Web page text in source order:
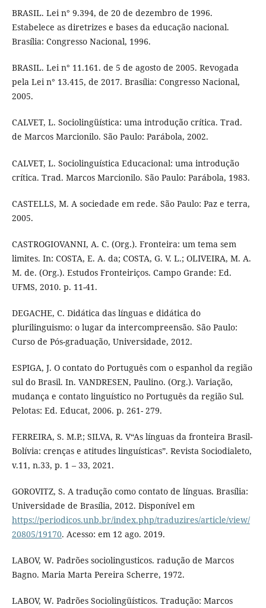
BRASIL. Lei n° 9.394, de 20 de dezembro de 1996.
Estabelece as diretrizes e bases da educação nacional.
Brasília: Congresso Nacional, 1996.
BRASIL. Lei n° 11.161. de 5 de agosto de 2005. Revogada
pela Lei n° 13.415, de 2017. Brasília: Congresso Nacional,
2005.
CALVET, L. Sociolingüística: uma introdução crítica. Trad.
de Marcos Marcionilo. São Paulo: Parábola, 2002.
CALVET, L. Sociolinguística Educacional: uma introdução
crítica. Trad. Marcos Marcionilo. São Paulo: Parábola, 1983.
CASTELLS, M. A sociedade em rede. São Paulo: Paz e terra,
2005.
CASTROGIOVANNI, A. C. (Org.). Fronteira: um tema sem
limites. In: COSTA, E. A. da; COSTA, G. V. L.; OLIVEIRA, M. A.
M. de. (Org.). Estudos Fronteiriços. Campo Grande: Ed.
UFMS, 2010. p. 11-41.
DEGACHE, C. Didática das línguas e didática do
plurilinguismo: o lugar da intercompreensão. São Paulo:
Curso de Pós-graduação, Universidade, 2012.
ESPIGA, J. O contato do Português com o espanhol da região
sul do Brasil. In. VANDRESEN, Paulino. (Org.). Variação,
mudança e contato linguístico no Português da região Sul.
Pelotas: Ed. Educat, 2006. p. 261- 279.
FERREIRA, S. M.P.; SILVA, R. V“As línguas da fronteira Brasil-
Bolívia: crenças e atitudes linguísticas”. Revista Sociodialeto,
v.11, n.33, p. 1 – 33, 2021.
GOROVITZ, S. A tradução como contato de línguas. Brasília:
Universidade de Brasília, 2012. Disponível em
https://periodicos.unb.br/index.php/traduzires/article/view/
20805/19170. Acesso: em 12 ago. 2019.
LABOV, W. Padrões sociolingusticos. radução de Marcos
Bagno. Maria Marta Pereira Scherre, 1972.
LABOV, W. Padrões Sociolingüísticos. Tradução: Marcos